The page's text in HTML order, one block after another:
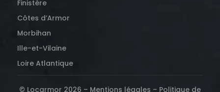
Finistère
Côtes d’Armor
Morbihan
Ille-et-Vilaine
Loire Atlantique
© Locarmor 2026 – Mentions légales – Politique de